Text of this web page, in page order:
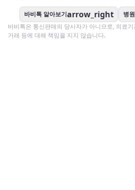
바비톡 알아보기arrow_right 병
바비톡은 통신판매의 당사자가 아니므로, 의료
거래 등에 대해 책임을 지지 않습니다.